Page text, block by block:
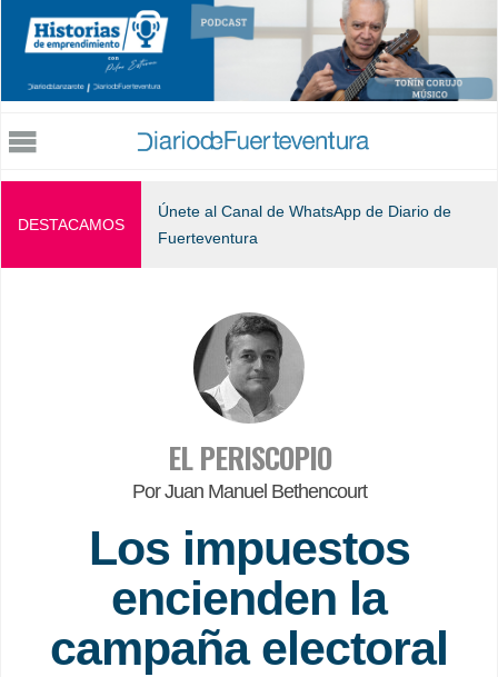
Jump to navigation
DESTACAMOS
Únete al Canal de WhatsApp de Diario de
Fuerteventura
EL PERISCOPIO
Por Juan Manuel Bethencourt
Los impuestos
encienden la
campaña electoral